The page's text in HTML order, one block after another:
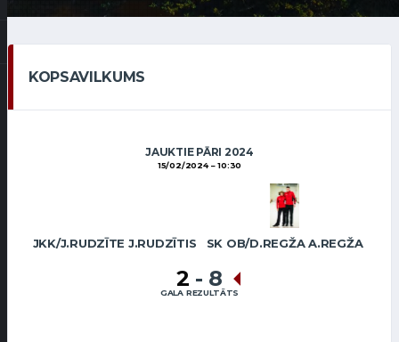
KOPSAVILKUMS
JAUKTIE PĀRI 2024
15/02/2024 10:30
JKK/J.RUDZĪTE J.RUDZĪTIS SK OB/D.REGŽA A.REGŽA
2 - 8
GALA REZULTĀTS